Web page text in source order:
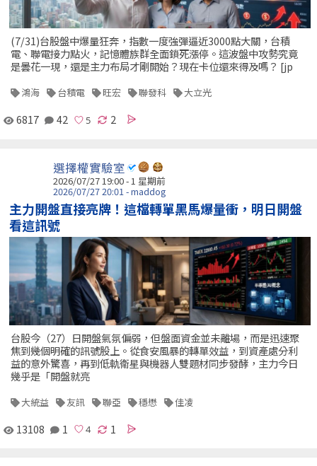
(7/31)台股盤中爆量狂奔，指數一度強彈逼近3000點大關，台積
電、聯電接力點火，記憶體族群全面鎖死漲停。這波盤中攻勢究竟
是曇花一現，還是主力布局才剛開始？現在卡位還來得及嗎？ [jp
鴻海 台積電 旺宏 聯發科 大立光
6817 42 2
選擇權實驗室
2026/07/27 19:00 - 1 星期前
2026/07/27 20:01 - maddog
主力開盤直接亮牌！這檔轉單黑馬爆量衝，明日開盤
看這訊號
台股今（27）日開盤氣氛偏弱，但盤面資金並未離場，而是迅速聚
焦到幾個明確的訊號股上。從食安風暴的轉單效益，到資產處分利
益的意外驚喜，再到低軌衛星與機器人雙題材同步發酵，主力今日
幾乎是「開盤就亮
大統益 友訊 聯亞 穩懋 佳凌
13108 1 1